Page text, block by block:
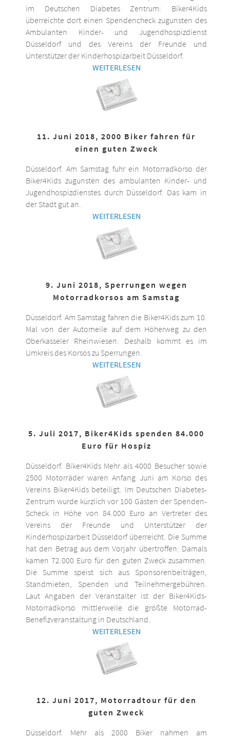
im Deutschen Diabetes Zentrum: Biker4Kids
überreichte dort einen Spendencheck zugunsten des
Ambulanten Kinder- und Jugendhospizdienst
Düsseldorf und des Vereins der Freunde und
Unterstützer der Kinderhospizarbeit Düsseldorf.
WEITERLESEN
11. Juni 2018, 2000 Biker fahren für
einen guten Zweck
Düsseldorf. Am Samstag fuhr ein Motorradkorso der
Biker4Kids zugunsten des ambulanten Kinder- und
Jugendhospizdienstes durch Düsseldorf. Das kam in
der Stadt gut an.
WEITERLESEN
9. Juni 2018, Sperrungen wegen
Motorradkorsos am Samstag
Düsseldorf. Am Samstag fahren die Biker4Kids zum 10.
Mal von der Automeile auf dem Höherweg zu den
Oberkasseler Rheinwiesen. Deshalb kommt es im
Umkreis des Korsos zu Sperrungen.
WEITERLESEN
5. Juli 2017, Biker4Kids spenden 84.000
Euro für Hospiz
Düsseldorf. Biker4Kids Mehr als 4000 Besucher sowie
2500 Motorräder waren Anfang Juni am Korso des
Vereins Biker4Kids beteiligt. Im Deutschen Diabetes-
Zentrum wurde kürzlich vor 100 Gästen der Spenden-
Scheck in Höhe von 84.000 Euro an Vertreter des
Vereins der Freunde und Unterstützer der
Kinderhospizarbeit Düsseldorf überreicht. Die Summe
hat den Betrag aus dem Vorjahr übertroffen: Damals
kamen 72.000 Euro für den guten Zweck zusammen.
Die Summe speist sich aus Sponsorenbeiträgen,
Standmieten, Spenden und Teilnehmergebühren.
Laut Angaben der Veranstalter ist der Biker4Kids-
Motorradkorso mittlerweile die größte Motorrad-
Benefizveranstaltung in Deutschland.
WEITERLESEN
12. Juni 2017, Motorradtour für den
guten Zweck
Düsseldorf. Mehr als 2000 Biker nahmen am